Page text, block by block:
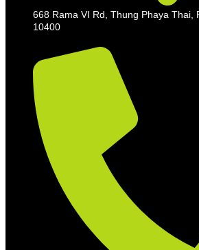
668 Rama VI Rd, Thung Phaya Thai,
10400